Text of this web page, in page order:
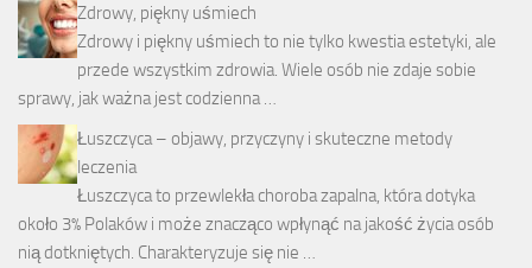
Zdrowy, piękny uśmiech
Zdrowy i piękny uśmiech to nie tylko kwestia estetyki, ale
przede wszystkim zdrowia. Wiele osób nie zdaje sobie
sprawy, jak ważna jest codzienna …
Łuszczyca – objawy, przyczyny i skuteczne metody
leczenia
Łuszczyca to przewlekła choroba zapalna, która dotyka
około 3% Polaków i może znacząco wpłynąć na jakość życia osób
nią dotkniętych. Charakteryzuje się nie …